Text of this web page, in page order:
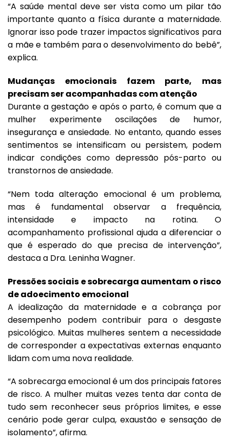
“A saúde mental deve ser vista como um pilar tão
importante quanto a física durante a maternidade.
Ignorar isso pode trazer impactos significativos para
a mãe e também para o desenvolvimento do bebê”,
explica.
Mudanças emocionais fazem parte, mas
precisam ser acompanhadas com atenção
Durante a gestação e após o parto, é comum que a
mulher experimente oscilações de humor,
insegurança e ansiedade. No entanto, quando esses
sentimentos se intensificam ou persistem, podem
indicar condições como depressão pós-parto ou
transtornos de ansiedade.
“Nem toda alteração emocional é um problema,
mas é fundamental observar a frequência,
intensidade e impacto na rotina. O
acompanhamento profissional ajuda a diferenciar o
que é esperado do que precisa de intervenção”,
destaca a Dra. Leninha Wagner.
Pressões sociais e sobrecarga aumentam o risco
de adoecimento emocional
A idealização da maternidade e a cobrança por
desempenho podem contribuir para o desgaste
psicológico. Muitas mulheres sentem a necessidade
de corresponder a expectativas externas enquanto
lidam com uma nova realidade.
“A sobrecarga emocional é um dos principais fatores
de risco. A mulher muitas vezes tenta dar conta de
tudo sem reconhecer seus próprios limites, e esse
cenário pode gerar culpa, exaustão e sensação de
isolamento”, afirma.